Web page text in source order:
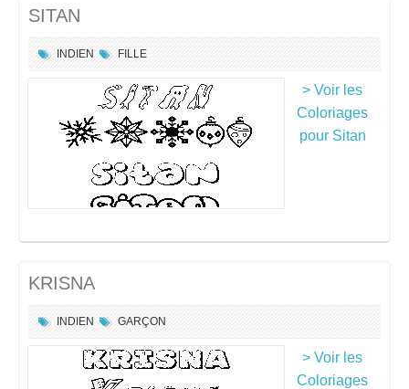
SITAN
INDIEN FILLE
> Voir les
Coloriages
pour Sitan
KRISNA
INDIEN GARÇON
> Voir les
Coloriages